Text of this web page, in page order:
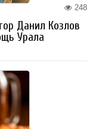
248
Данил Козлов
Урала